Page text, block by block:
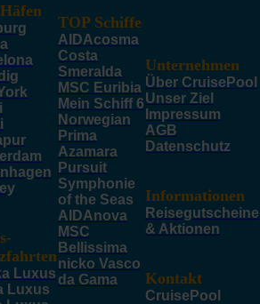
Luxus
Luxus
TOP Schiffe
AIDAcosma
Costa
Smeralda
MSC Euribia
Mein Schiff 6
Norwegian
Prima
Azamara
Pursuit
Symphonie
of the Seas
AIDAnova
MSC
Bellissima
nicko Vasco
da Gama
Unternehmen
Über CruisePool
Unser Ziel
Impressum
AGB
Datenschutz
Informationen
Reisegutscheine
& Aktionen
Kontakt
CruisePool